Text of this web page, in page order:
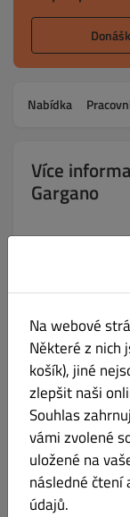
Nabídka
Více
Gargano
Vyzvednutí za20
Platby
Platba v hotovosti,
doručení.
Oblasti
Jméno
Poplatek za
Na webové
Některé z nich
košík), jiné
zlepšit naši
Souhlas
vámi zvolené
uložené na
následné čtení
údajů.